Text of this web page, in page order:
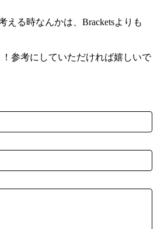
る時なんかは、Bracketsよりも
参考にしていただければ嬉しいで